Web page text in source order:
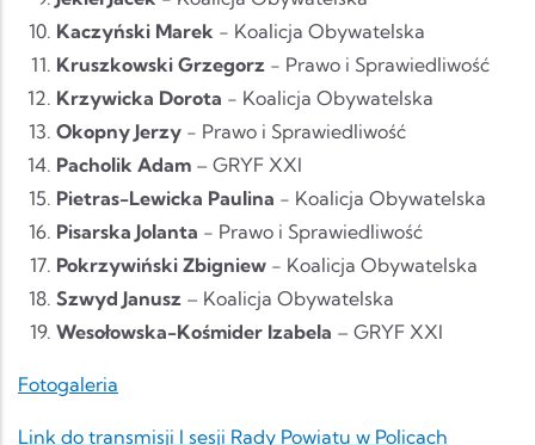
Kaczyński Marek - Koalicja Obywatelska
Kruszkowski Grzegorz - Prawo i Sprawiedliwość
Krzywicka Dorota - Koalicja Obywatelska
Okopny Jerzy - Prawo i Sprawiedliwość
Pacholik Adam – GRYF XXI
Pietras-Lewicka Paulina - Koalicja Obywatelska
Pisarska Jolanta - Prawo i Sprawiedliwość
Pokrzywiński Zbigniew - Koalicja Obywatelska
Szwyd Janusz – Koalicja Obywatelska
Wesołowska-Kośmider Izabela – GRYF XXI
Fotogaleria
Link do transmisji I sesji Rady Powiatu w Policach